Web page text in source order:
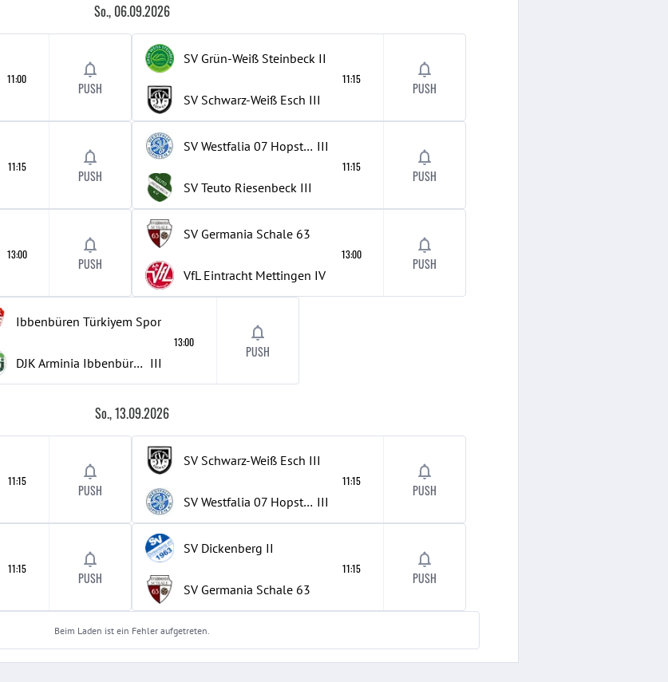
So., 06.09.2026
11:00
PUSH
SV Grün-Weiß Steinbeck II
SV Schwarz-Weiß Esch III
11:15
PUSH
11:15
PUSH
SV Westfalia 07 Hopsten III
SV Teuto Riesenbeck III
11:15
PUSH
13:00
PUSH
SV Germania Schale 63
VfL Eintracht Mettingen IV
13:00
PUSH
Ibbenbüren Türkiyem Spor
DJK Arminia Ibbenbüren III
13:00
PUSH
So., 13.09.2026
11:15
PUSH
SV Schwarz-Weiß Esch III
SV Westfalia 07 Hopsten III
11:15
PUSH
11:15
PUSH
SV Dickenberg II
SV Germania Schale 63
11:15
PUSH
Beim Laden ist ein Fehler aufgetreten.